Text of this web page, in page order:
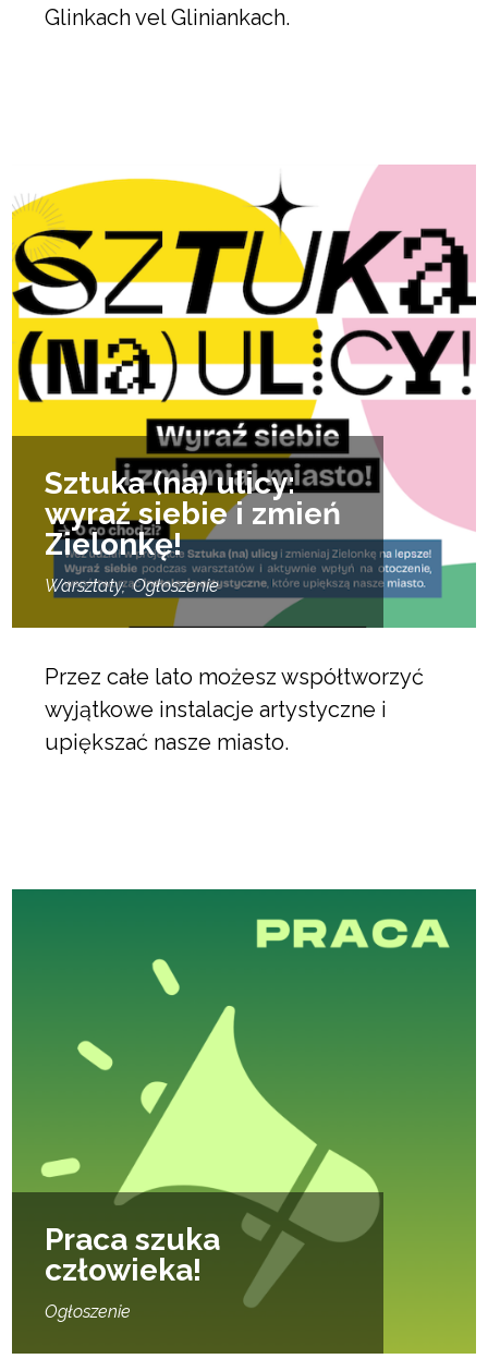
Glinkach vel Gliniankach.
Sztuka (na) ulicy:
wyraź siebie i zmień
Zielonkę!
Warsztaty Ogłoszenie
Przez całe lato możesz współtworzyć
wyjątkowe instalacje artystyczne i
upiększać nasze miasto.
Praca szuka
człowieka!
Ogłoszenie